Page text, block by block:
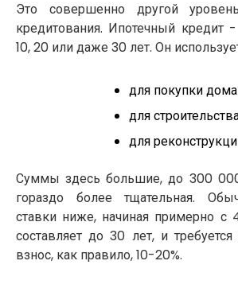
Это совершенно другой
кредитования. Ипотечный кредит
10, 20 или даже 30 лет. Он
для покупки дома
для
для
Суммы здесь большие, до 300
гораздо более тщательная.
ставки ниже, начиная примерно с
составляет до 30 лет, и
взнос, как правило, 10-20%.